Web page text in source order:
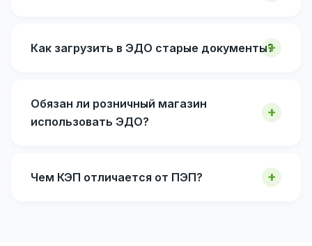
Как загрузить в ЭДО старые документы?
Обязан ли розничный магазин
использовать ЭДО?
Чем КЭП отличается от ПЭП?